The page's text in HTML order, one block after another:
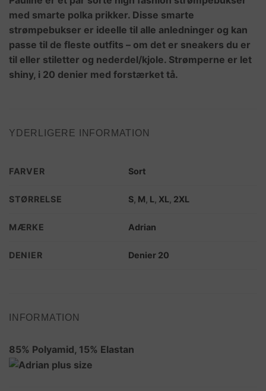
med smarte polka prikker. Disse smarte
strømpebukser er ideelle til alle anledninger og kan
passe til de fleste outfits – om det er sneakers du er
til eller stiletter og nederdel/kjole. Strømperne er let
shiny, i 20 denier med forstærket tå.
YDERLIGERE INFORMATION
FARVER Sort
STØRRELSE S M L XL 2XL
MÆRKE Adrian
DENIER Denier 20
INFORMATION
85% Polyamid, 15% Elastan